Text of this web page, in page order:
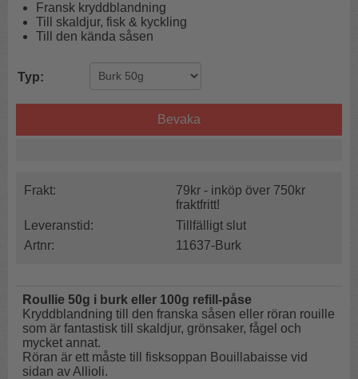
Fransk kryddblandning
Till skaldjur, fisk & kyckling
Till den kända såsen
Typ:
Bevaka
Frakt:
79kr - inköp över 750kr
fraktfritt!
Leveranstid:
Tillfälligt slut
Artnr:
11637-Burk
Roullie 50g i burk eller 100g refill-påse
Kryddblandning till den franska såsen eller röran rouille
som är fantastisk till skaldjur, grönsaker, fågel och
mycket annat.
Röran är ett måste till fisksoppan Bouillabaisse vid
sidan av Allioli.